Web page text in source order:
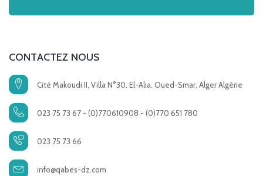
CONTACTEZ NOUS
Cité Makoudi II, Villa N°30. El-Alia. Oued-Smar, Alger Algérie
023 75 73 67 - (0)770610908 - (0)770 651 780
023 75 73 66
info@qabes-dz.com